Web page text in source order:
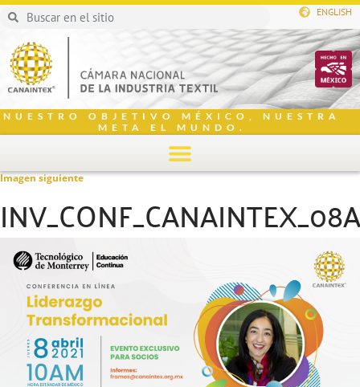
ENGLISH
NUESTRO OBJETIVO MÉXICO, NUESTRA
META EL MUNDO.
Imagen siguiente